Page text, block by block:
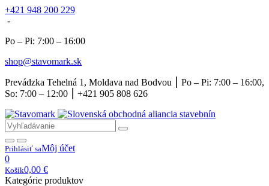
+421 948 200 229
-
Po – Pi: 7:00 – 16:00
shop@stavomark.sk
Prevádzka Tehelná 1, Moldava nad Bodvou ⎮ Po – Pi: 7:00 – 16:00,
So: 7:00 – 12:00 ⎮ +421 905 808 626
Prihlásiť saMôj účet
0
Košík0,00 €
Kategórie produktov